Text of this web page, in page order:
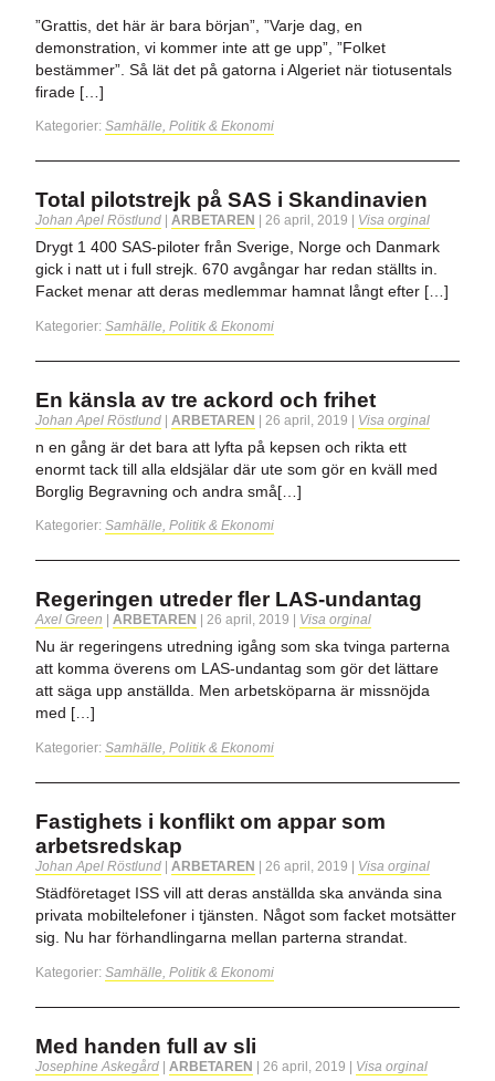
”Grattis, det här är bara början”, ”Varje dag, en
demonstration, vi kommer inte att ge upp”, ”Folket
bestämmer”. Så lät det på gatorna i Algeriet när tiotusentals
firade […]
Kategorier: Samhälle, Politik & Ekonomi
Total pilotstrejk på SAS i Skandinavien
Johan Apel Röstlund ARBETAREN 26 april, 2019 Visa orginal
Drygt 1 400 SAS-piloter från Sverige, Norge och Danmark
gick i natt ut i full strejk. 670 avgångar har redan ställts in.
Facket menar att deras medlemmar hamnat långt efter […]
Kategorier: Samhälle, Politik & Ekonomi
En känsla av tre ackord och frihet
Johan Apel Röstlund | ARBETAREN | 26 april, 2019 | Visa orginal
n en gång är det bara att lyfta på kepsen och rikta ett
enormt tack till alla eldsjälar där ute som gör en kväll med
Borglig Begravning och andra små[…]
Kategorier: Samhälle, Politik & Ekonomi
Regeringen utreder fler LAS-undantag
Axel Green ARBETAREN 26 april, 2019 Visa orginal
Nu är regeringens utredning igång som ska tvinga parterna
att komma överens om LAS-undantag som gör det lättare
att säga upp anställda. Men arbetsköparna är missnöjda
med […]
Kategorier: Samhälle, Politik & Ekonomi
Fastighets i konflikt om appar som
arbetsredskap
Johan Apel Röstlund ARBETAREN 26 april, 2019 Visa orginal
Städföretaget ISS vill att deras anställda ska använda sina
privata mobiltelefoner i tjänsten. Något som facket motsätter
sig. Nu har förhandlingarna mellan parterna strandat.
Kategorier: Samhälle, Politik & Ekonomi
Med handen full av sli
Josephine Askegård | ARBETAREN | 26 april, 2019 | Visa orginal